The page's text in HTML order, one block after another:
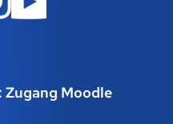
Zugang Moodle